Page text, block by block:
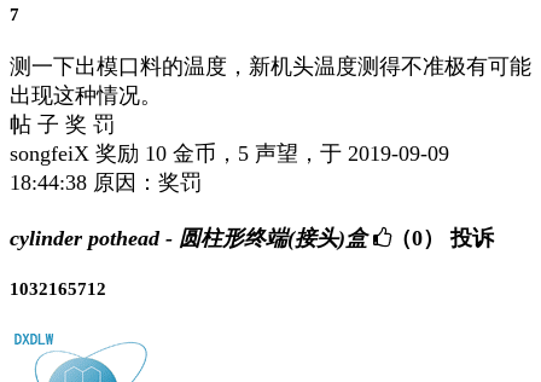
7
测一下出模口料的温度，新机头温度测得不准极有可能
出现这种情况。
帖 子 奖 罚
songfeiX 奖励 10 金币，5 声望，于 2019-09-09
18:44:38 原因：奖罚
cylinder pothead - 圆柱形终端(接头)盒 （0） 投诉
1032165712